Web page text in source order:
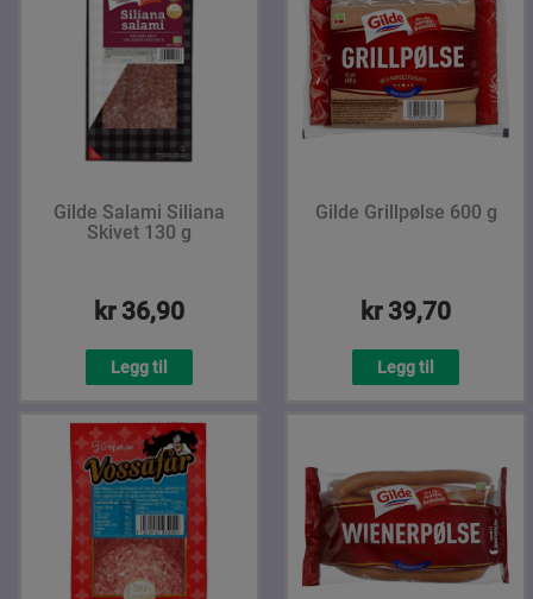
Gilde Salami Siliana
Skivet 130 g
kr 36,90
Legg til
Gilde Grillpølse 600 g
kr 39,70
Legg til